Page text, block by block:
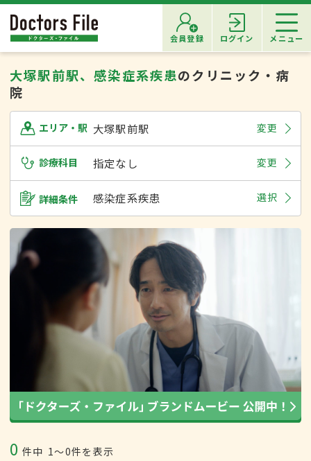
会員登録 ログイン メニュー
大塚駅前駅、感染症系疾患のクリニック・病
院
エリア・駅 大塚駅前駅 変更
診療科目 指定なし 変更
詳細条件 感染症系疾患 選択
0 件中 1〜0件を表示